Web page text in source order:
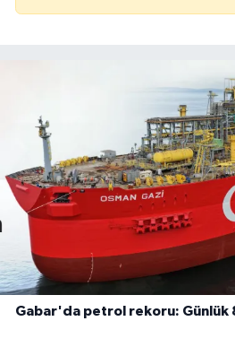
Gabar'da petrol rekoru: Günlük